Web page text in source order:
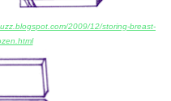
2009/12/storing-breast-